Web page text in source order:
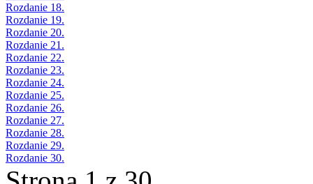
Rozdanie 18.
Rozdanie 19.
Rozdanie 20.
Rozdanie 21.
Rozdanie 22.
Rozdanie 23.
Rozdanie 24.
Rozdanie 25.
Rozdanie 26.
Rozdanie 27.
Rozdanie 28.
Rozdanie 29.
Rozdanie 30.